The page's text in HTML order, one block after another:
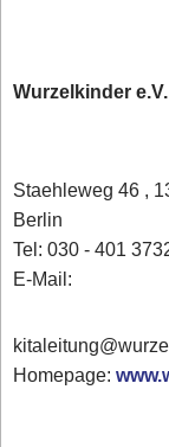
Wurzelkinder
Staehleweg 46 ,
Berlin
Tel: 030 - 401
E-Mail:
Homepage: